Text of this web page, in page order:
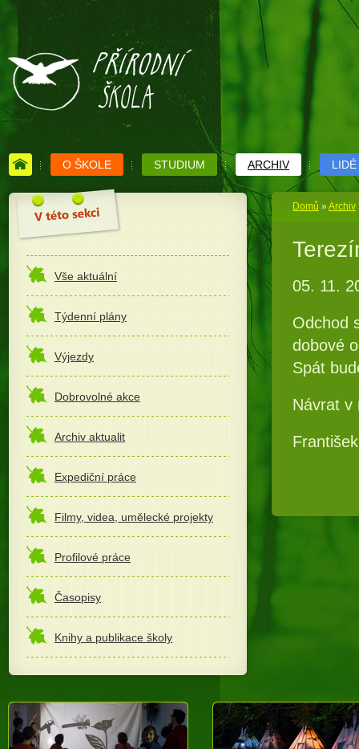
O ŠKOLE STUDIUM ARCHIV LIDÉ
Vše aktuální
Týdenní plány
Výjezdy
Dobrovolné akce
Archiv aktualit
Expediční práce
Filmy, videa, umělecké projekty
Profilové práce
Časopisy
Knihy a publikace školy
Domů » Archiv
05. 11.
Odchod
dobové
Spát
Návrat v